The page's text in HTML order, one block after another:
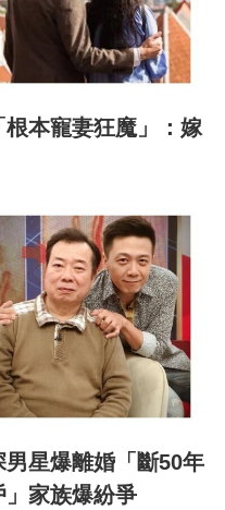
本寵妻狂魔」：嫁
星爆離婚「斷50年
家族爆紛爭